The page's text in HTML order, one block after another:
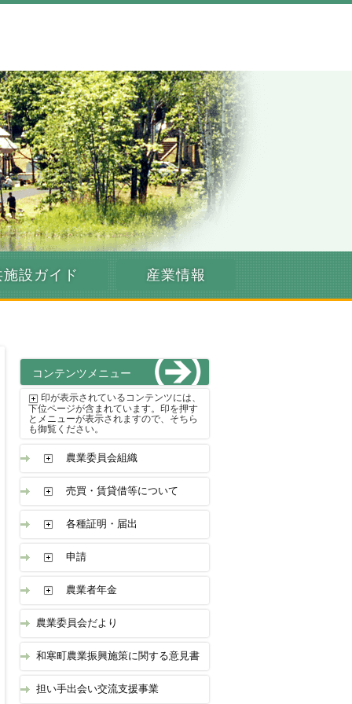
設ガイド 産業情報
コンテンツメニュー
印が表示されているコンテンツには、
下位ページが含まれています。印を押す
とメニューが表示されますので、そちら
も御覧ください。
農業委員会組織
売買・賃貸借等について
各種証明・届出
申請
農業者年金
農業委員会だより
和寒町農業振興施策に関する意見書
担い手出会い交流支援事業